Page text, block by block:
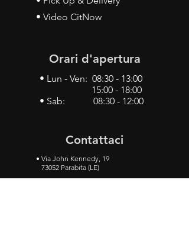
• Video CitNow
Orari d'apertura
• Lun - Ven: 08:30 - 13:00
15:00 - 18:00
• Sab: 08:30 - 12:00
Contattaci
• Via John Kennedy, 19
73052 Parabita (LE)